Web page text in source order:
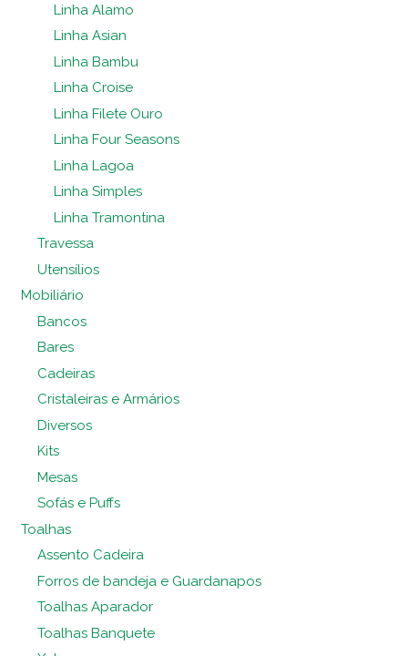
Linha Alamo
Linha Asian
Linha Bambu
Linha Croise
Linha Filete Ouro
Linha Four Seasons
Linha Lagoa
Linha Simples
Linha Tramontina
Travessa
Utensílios
Mobiliário
Bancos
Bares
Cadeiras
Cristaleiras e Armários
Diversos
Kits
Mesas
Sofás e Puffs
Toalhas
Assento Cadeira
Forros de bandeja e Guardanapos
Toalhas Aparador
Toalhas Banquete